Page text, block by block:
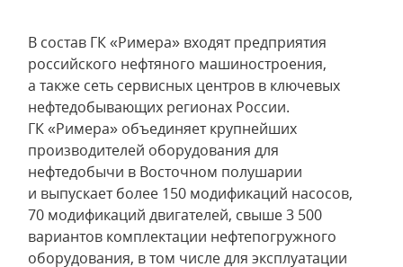
В состав ГК «Римера» входят предприятия
российского нефтяного машиностроения,
а также сеть сервисных центров в ключевых
нефтедобывающих регионах России.
ГК «Римера» объединяет крупнейших
производителей оборудования для
нефтедобычи в Восточном полушарии
и выпускает более 150 модификаций насосов,
70 модификаций двигателей, свыше 3 500
вариантов комплектации нефтепогружного
оборудования, в том числе для эксплуатации